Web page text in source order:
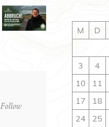
Follow
M
D
3
4
10
11
17
18
24
25